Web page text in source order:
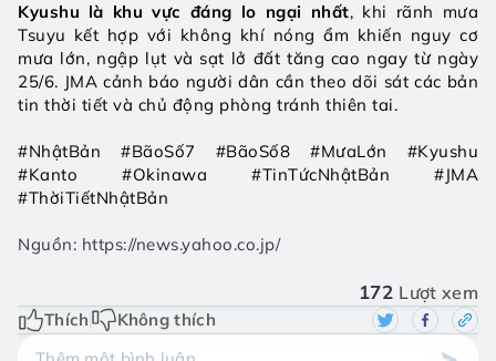
Kyushu là khu vực đáng lo ngại nhất, khi rãnh mưa
Tsuyu kết hợp với không khí nóng ẩm khiến nguy cơ
mưa lớn, ngập lụt và sạt lở đất tăng cao ngay từ ngày
25/6. JMA cảnh báo người dân cần theo dõi sát các bản
tin thời tiết và chủ động phòng tránh thiên tai.
#NhậtBản #BãoSố7 #BãoSố8 #MưaLớn #Kyushu
#Kanto #Okinawa #TinTứcNhậtBản #JMA
#ThờiTiếtNhậtBản
Nguồn: https://news.yahoo.co.jp/
172 Lượt xem
Thích Không thích